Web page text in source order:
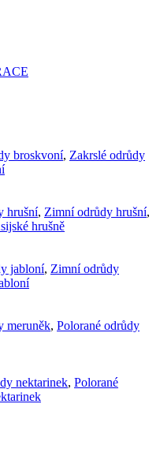
broskvoní, Zakrslé odrůdy
hrušní, Zimní odrůdy hrušní,
hrušně
jabloní, Zimní odrůdy
meruněk, Polorané odrůdy
nektarinek, Polorané